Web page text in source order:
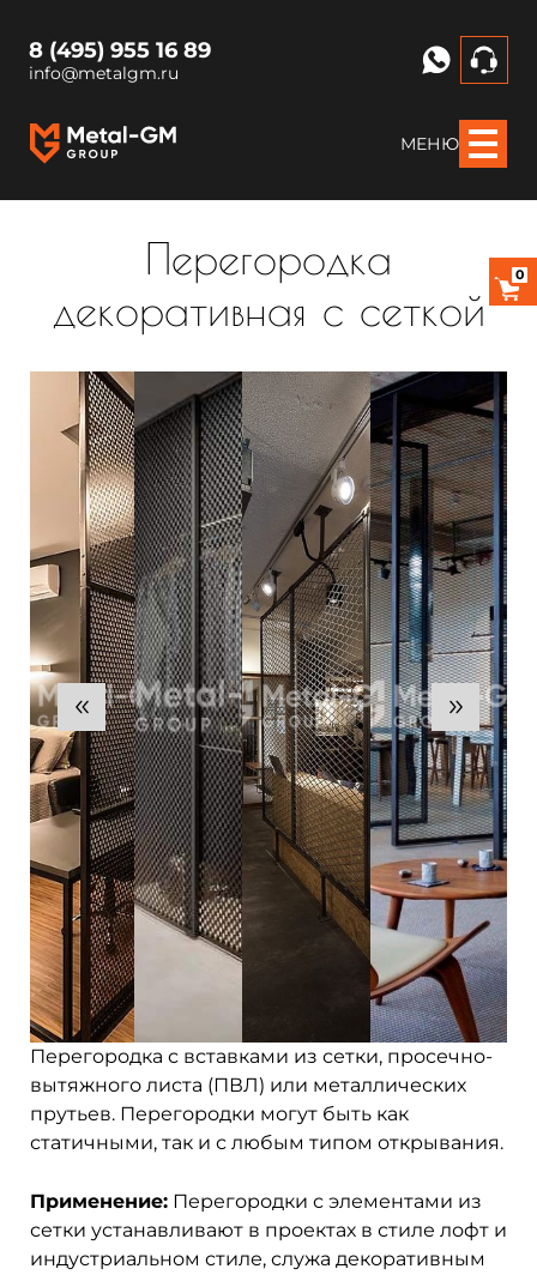
8 (495) 955 16 89
info@metalgm.ru
МЕНЮ
Перегородка
декоративная с сеткой
Перегородка с вставками из сетки, просечно-
вытяжного листа (ПВЛ) или металлических
прутьев. Перегородки могут быть как
статичными, так и с любым типом открывания.
Применение: Перегородки с элементами из
сетки устанавливают в проектах в стиле лофт и
индустриальном стиле, служа декоративным
0